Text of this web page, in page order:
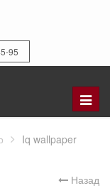
95
Refer
to
Iq wallpaper
Назад